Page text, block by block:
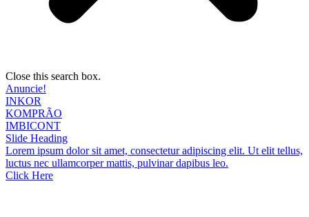
Close this search box.
Anuncie!
INKOR
KOMPRÃO
IMBICONT
Slide Heading
Lorem ipsum dolor sit amet, consectetur adipiscing elit. Ut elit tellus,
luctus nec ullamcorper mattis, pulvinar dapibus leo.
Click Here